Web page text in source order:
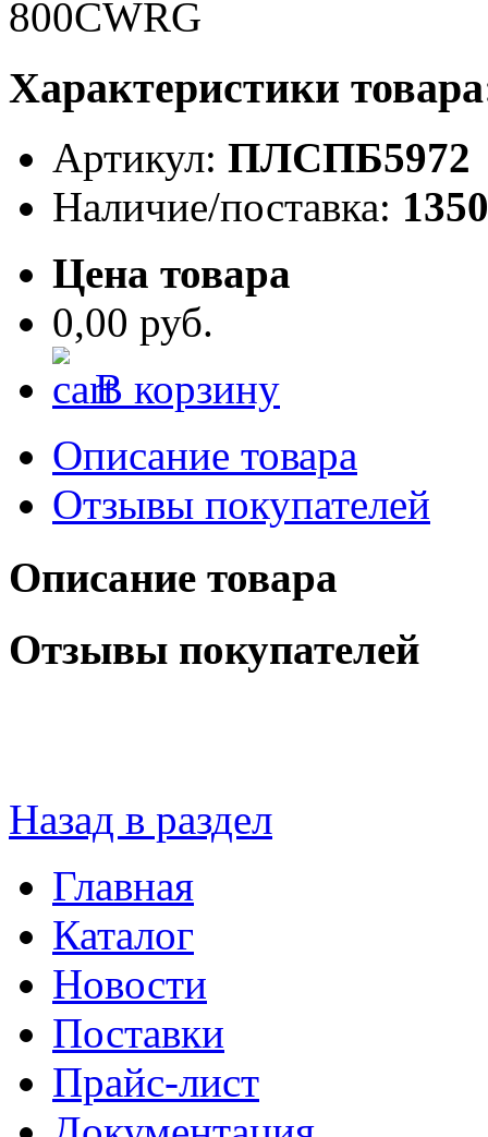
Характеристики
Артикул: ПЛСПБ5972
Наличие/поставка: 1350
Цена товара
0,00 руб.
В корзину
Описание товара
Отзывы покупателей
Описание товара
Отзывы покупателей
Назад в раздел
Главная
Каталог
Новости
Поставки
Прайс-лист